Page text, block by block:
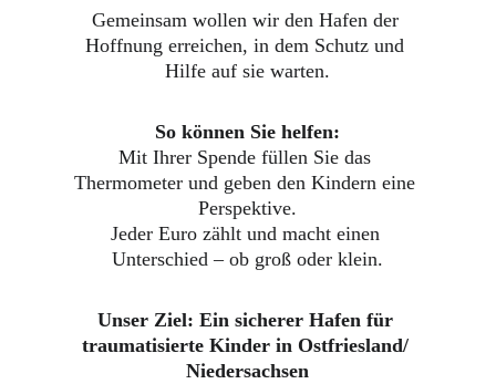
Gemeinsam wollen wir den Hafen der
Hoffnung erreichen, in dem Schutz und
Hilfe auf sie warten.
So können Sie helfen:
Mit Ihrer Spende füllen Sie das
Thermometer und geben den Kindern eine
Perspektive.
Jeder Euro zählt und macht einen
Unterschied – ob groß oder klein.
Unser Ziel: Ein sicherer Hafen für
traumatisierte Kinder in Ostfriesland/
Niedersachsen